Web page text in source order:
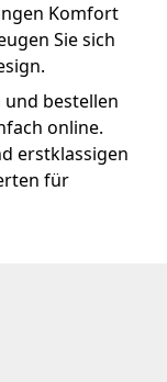
Komfort
Sie sich
und bestellen
online.
erstklassigen
für